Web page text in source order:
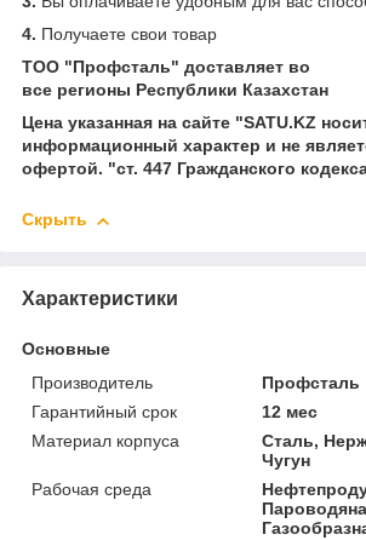
4. Получаете свои товар
ТОО "Профсталь" доставляет во
все регионы Республики Казахстан
Цена указанная на сайте "SATU.KZ
информационный характер и не
офертой. "ст. 447 Гражданского
Скрыть
Характеристики
Основные
Производитель
Профсталь
Гарантийный срок
12 мес
Материал корпуса
Сталь,
Чугун
Рабочая среда